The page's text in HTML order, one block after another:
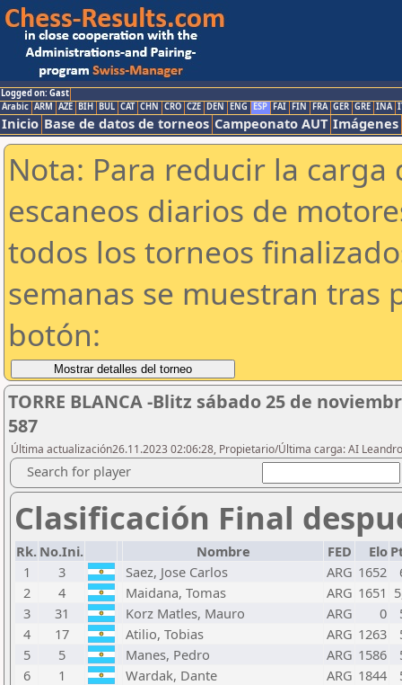
Logged on: Gast
Arabic ARM AZE BIH BUL CAT CHN CRO CZE DEN ENG ESP FAI FIN FRA GER GRE INA
Inicio Base de datos de torneos Campeonato AUT Imágenes
Nota: Para reducir la
escaneos diarios de
todos los torneos
semanas se muestran tras
botón:
TORRE BLANCA -Blitz sábado 25 de
587
Última actualización26.11.2023 02:06:28, Propietario/Última carga: AI
Search for player
Clasificación Final
Rk. No.Ini. Nombre FED Elo
1
3 Saez, Jose Carlos ARG 1652
2
4 Maidana, Tomas ARG 1651
3
31 Korz Matles, Mauro ARG 0
4
17 Atilio, Tobias ARG 1263
5
5 Manes, Pedro ARG 1586
6
1 Wardak, Dante ARG 1844